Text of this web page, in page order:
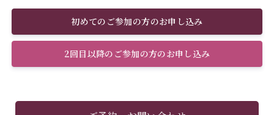
初めてのご参加の方のお申し込み
2回目以降のご参加の方のお申し込み